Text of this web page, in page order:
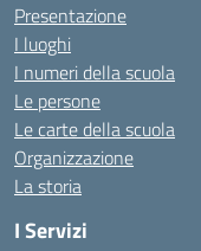
Presentazione
I luoghi
I numeri della scuola
Le persone
Le carte della scuola
Organizzazione
La storia
I Servizi